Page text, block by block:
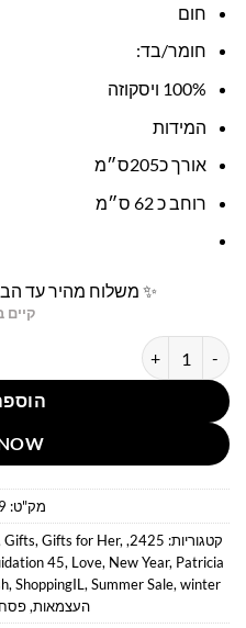
חום
חומר/בד:
100% ויסקוזה
המידות
אורך כ205ס״מ
רוחב כ 62 ס״מ
✨ משלוח מהיר עד
קיים
כמות של צעיף חום משבצות
מק"ט:
קטגוריות: 2425
,
Gifts, Gifts for Her,
45, Love, New Year, Patricia
, ShoppingIL, Summer Sale, winter
העצמאות,